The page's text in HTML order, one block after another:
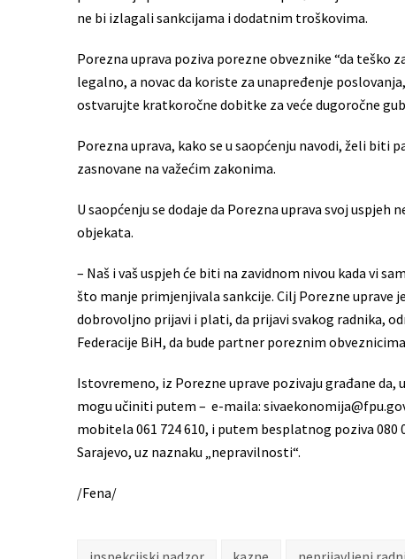
ne bi izlagali sankcijama i dodatnim troškovima.
Porezna uprava poziva porezne obveznike “da teško
legalno, a novac da koriste za unapređenje
ostvarujte kratkoročne dobitke za veće dugoročne
Porezna uprava, kako se u saopćenju navodi, želi
zasnovane na važećim zakonima.
U saopćenju se dodaje da Porezna uprava svoj
objekata.
– Naš i vaš uspjeh će biti na zavidnom nivou kada vi
što manje primjenjivala sankcije. Cilj Porezne uprave
dobrovoljno prijavi i plati, da prijavi svakog radnika,
Federacije BiH, da bude partner poreznim
Istovremeno, iz Porezne uprave pozivaju građane
mogu učiniti putem – e-maila:
mobitela 061 724 610, i putem besplatnog poziva 080
Sarajevo, uz naznaku „nepravilnosti“.
/Fena/